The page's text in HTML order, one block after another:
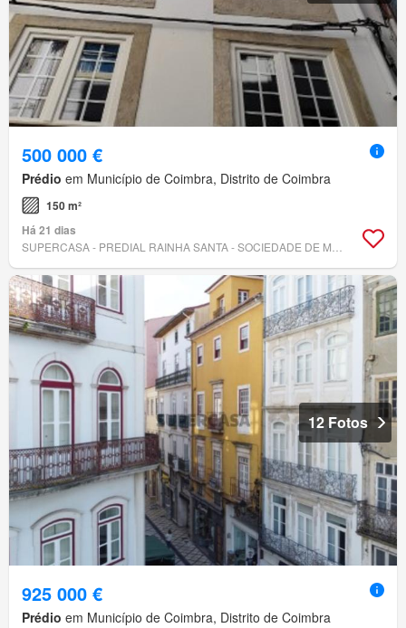
500 000 €
Prédio em Município de Coimbra, Distrito de Coimbra
150 m²
Há 21 dias
12 Fotos
925 000 €
Prédio em Município de Coimbra, Distrito de Coimbra